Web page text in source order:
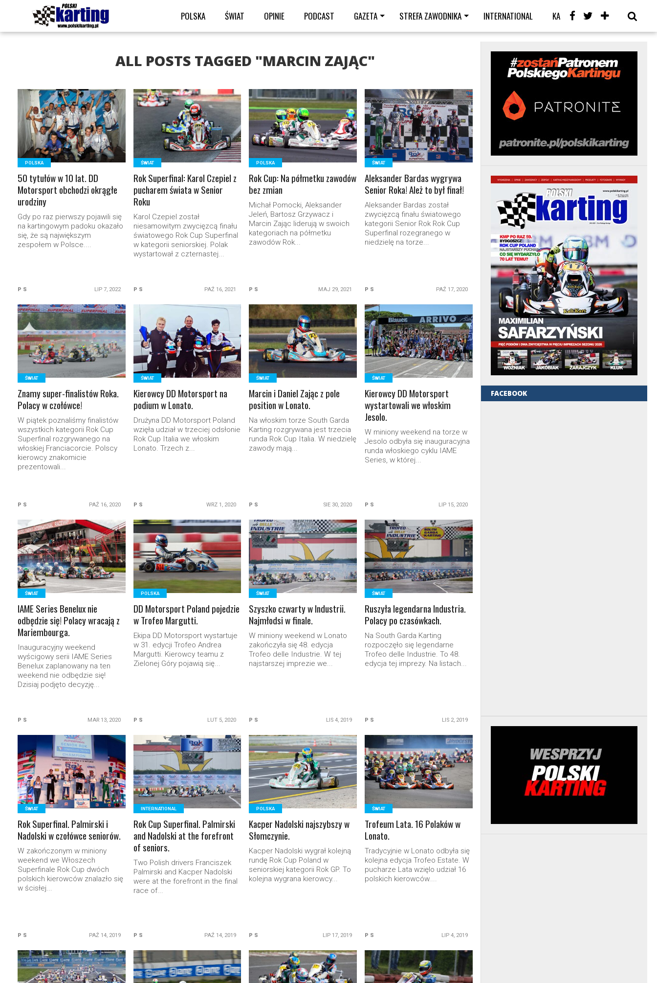
POLSKA ŚWIAT OPINIE PODCAST GAZETA STREFA ZAWODNIKA INTERNATIONAL KARTING CAFE LIVE
ALL POSTS TAGGED "MARCIN ZAJĄC"
READ MORE
POLSKA
50 tytułów w 10 lat. DD
Motorsport obchodzi okrągłe
urodziny
Gdy po raz pierwszy pojawili się
na kartingowym padoku okazało
się, że są największym
zespołem w Polsce....
P S LIP 7, 2022
READ MORE
ŚWIAT
Rok Superfinal: Karol Czepiel z
pucharem świata w Senior
Roku
Karol Czepiel został
niesamowitym zwycięzcą finału
światowego Rok Cup Superfinal
w kategorii seniorskiej. Polak
wystartował z czternastej...
P S PAŹ 16, 2021
READ MORE
POLSKA
Rok Cup: Na półmetku zawodów
bez zmian
Michał Pomocki, Aleksander
Jeleń, Bartosz Grzywacz i
Marcin Zając liderują w swoich
kategoriach na półmetku
zawodów Rok...
P S MAJ 29, 2021
READ MORE
ŚWIAT
Aleksander Bardas wygrywa
Senior Roka! Ależ to był finał!
Aleksander Bardas został
zwycięzcą finału światowego
kategorii Senior Rok Rok Cup
Superfinal rozegranego w
niedzielę na torze...
P S PAŹ 17, 2020
READ MORE
ŚWIAT
Znamy super-finalistów Roka.
Polacy w czołówce!
W piątek poznaliśmy finalistów
wszystkich kategorii Rok Cup
Superfinal rozgrywanego na
włoskiej Franciacorcie. Polscy
kierowcy znakomicie
prezentowali...
P S PAŹ 16, 2020
READ MORE
ŚWIAT
Kierowcy DD Motorsport na
podium w Lonato.
Drużyna DD Motorsport Poland
wzięła udział w trzeciej odsłonie
Rok Cup Italia we włoskim
Lonato. Trzech z...
P S WRZ 1, 2020
READ MORE
ŚWIAT
Marcin i Daniel Zając z pole
position w Lonato.
Na włoskim torze South Garda
Karting rozgrywana jest trzecia
runda Rok Cup Italia. W niedzielę
zawody mają...
P S SIE 30, 2020
READ MORE
ŚWIAT
Kierowcy DD Motorsport
wystartowali we włoskim
Jesolo.
W miniony weekend na torze w
Jesolo odbyła się inauguracyjna
runda włoskiego cyklu IAME
Series, w której...
P S LIP 15, 2020
READ MORE
ŚWIAT
IAME Series Benelux nie
odbędzie się! Polacy wracają z
Mariembourga.
Inauguracyjny weekend
wyścigowy serii IAME Series
Benelux zaplanowany na ten
weekend nie odbędzie się!
Dzisiaj podjęto decyzję...
P S MAR 13, 2020
READ MORE
POLSKA
DD Motorsport Poland pojedzie
w Trofeo Margutti.
Ekipa DD Motorsport wystartuje
w 31. edycji Trofeo Andrea
Margutti. Kierowcy teamu z
Zielonej Góry pojawią się...
P S LUT 5, 2020
READ MORE
ŚWIAT
Szyszko czwarty w Industrii.
Najmłodsi w finale.
W miniony weekend w Lonato
zakończyła się 48. edycja
Trofeo delle Industrie. W tej
najstarszej imprezie we...
P S LIS 4, 2019
READ MORE
ŚWIAT
Ruszyła legendarna Industria.
Polacy po czasówkach.
Na South Garda Karting
rozpoczęło się legendarne
Trofeo delle Industrie. To 48.
edycja tej imprezy. Na listach...
P S LIS 2, 2019
READ MORE
ŚWIAT
Rok Superfinal. Palmirski i
Nadolski w czołówce seniorów.
W zakończonym w miniony
weekend we Włoszech
Superfinale Rok Cup dwóch
polskich kierowców znalazło się
w ścisłej...
P S PAŹ 14, 2019
READ MORE
INTERNATIONAL
Rok Cup Superfinal. Palmirski
and Nadolski at the forefront
of seniors.
Two Polish drivers Franciszek
Palmirski and Kacper Nadolski
were at the forefront in the final
race of...
P S PAŹ 14, 2019
READ MORE
POLSKA
Kacper Nadolski najszybszy w
Słomczynie.
Kacper Nadolski wygrał kolejną
rundę Rok Cup Poland w
seniorskiej kategorii Rok GP. To
kolejna wygrana kierowcy...
P S LIP 17, 2019
READ MORE
ŚWIAT
Trofeum Lata. 16 Polaków w
Lonato.
Tradycyjnie w Lonato odbyła się
kolejna edycja Trofeo Estate. W
pucharze Lata wzięlo udział 16
polskich kierowców....
P S LIP 4, 2019
READ MORE READ MORE READ MORE READ MORE
FACEBOOK